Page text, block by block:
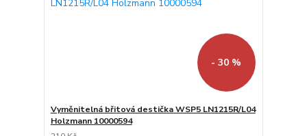
- 30 %
Vyměnitelná břitová destička WSP5 LN1215R/L04
Holzmann 10000594